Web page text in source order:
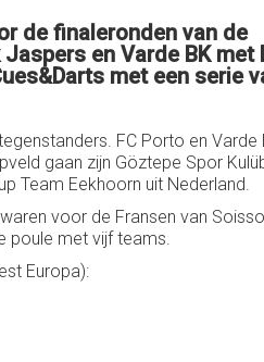
de finaleronden van de
en Varde BK met
met een serie
FC Porto en Varde
gaan zijn Göztepe Spor
Team Eekhoorn uit Nederland.
voor de Fransen van
poule met vijf teams.
Europa):